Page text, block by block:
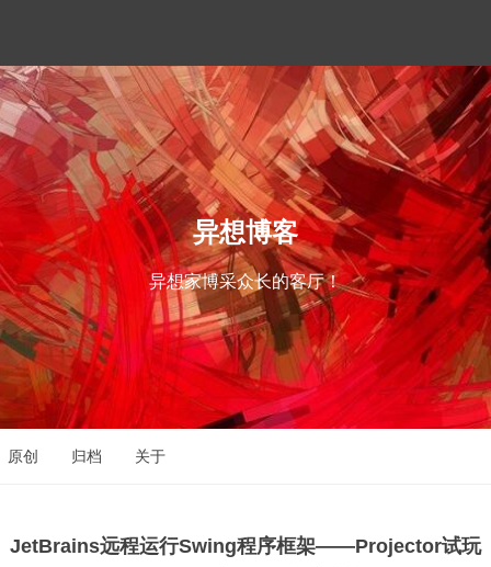
异想博客
异想家博采众长的客厅！
原创 归档 关于
JetBrains远程运行Swing程序框架——Projector试玩